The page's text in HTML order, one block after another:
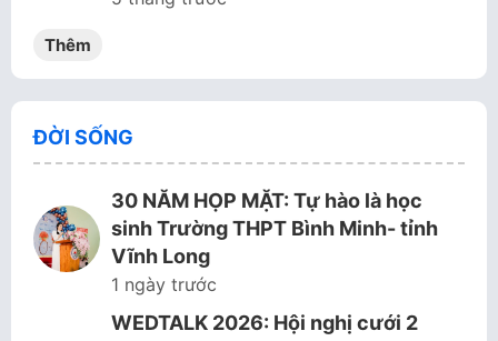
Thêm
ĐỜI SỐNG
30 NĂM HỌP MẶT: Tự hào là học
sinh Trường THPT Bình Minh- tỉnh
Vĩnh Long
1 ngày trước
WEDTALK 2026: Hội nghị cưới 2